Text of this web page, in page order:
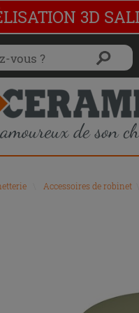
3D
Accessoires de robinet